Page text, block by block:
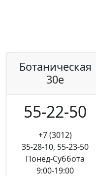
Ботаническая
30е
55-22-50
+7 (3012)
35-28-10, 55-23-50
Понед-Суббота
9:00-19:00